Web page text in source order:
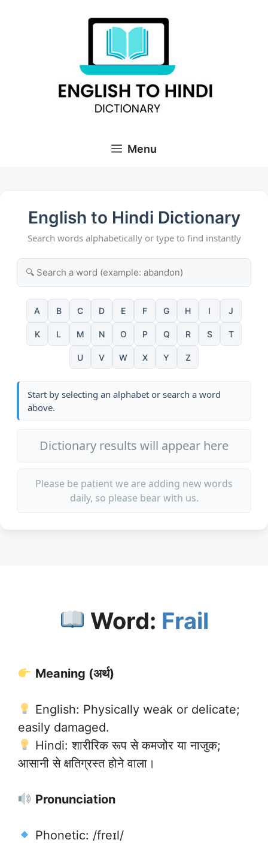
Menu
English to Hindi Dictionary
Search words alphabetically or type to find instantly
A B C D E F G H I J
K L M N O P Q R S T
U V W X Y Z
Start by selecting an alphabet or search a word
above.
Dictionary results will appear here
Please be patient we are adding new words
daily, so please bear with us.
Word: Frail
Meaning (अर्थ)
English: Physically weak or delicate;
easily damaged.
Hindi: शारीरिक रूप से कमजोर या नाजुक;
आसानी से क्षतिग्रस्त होने वाला।
Pronunciation
Phonetic: /freɪl/